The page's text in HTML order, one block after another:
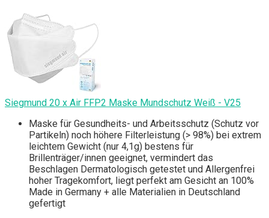
Siegmund 20 x Air FFP2 Maske Mundschutz Weiß - V25
Maske für Gesundheits- und Arbeitsschutz (Schutz vor
Partikeln) noch höhere Filterleistung (> 98%) bei extrem
leichtem Gewicht (nur 4,1g) bestens für
Brillenträger/innen geeignet, vermindert das
Beschlagen Dermatologisch getestet und Allergenfrei
hoher Tragekomfort, liegt perfekt am Gesicht an 100%
Made in Germany + alle Materialien in Deutschland
gefertigt